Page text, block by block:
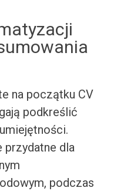
na początku CV
podkreślić
przydatne dla
podczas